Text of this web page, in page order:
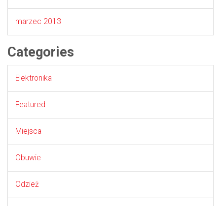
marzec 2013
Categories
Elektronika
Featured
Miejsca
Obuwie
Odzież